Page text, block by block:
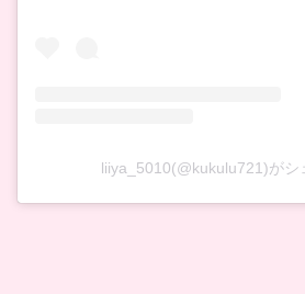
liiya_5010(@kukulu721)がシ